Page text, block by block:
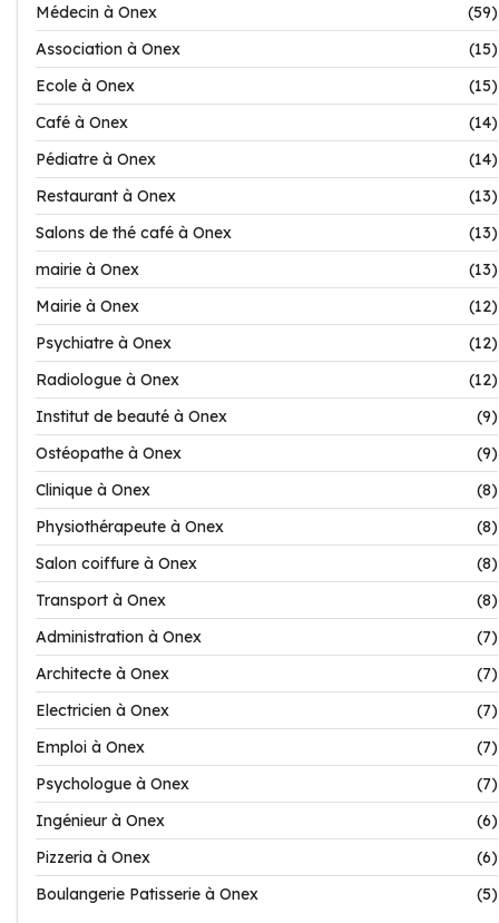
Médecin à Onex
(59)
Association à Onex
(15)
Ecole à Onex
(15)
Café à Onex
(14)
Pédiatre à Onex
(14)
Restaurant à Onex
(13)
Salons de thé café à Onex
(13)
mairie à Onex
(13)
Mairie à Onex
(12)
Psychiatre à Onex
(12)
Radiologue à Onex
(12)
Institut de beauté à Onex
(9)
Ostéopathe à Onex
(9)
Clinique à Onex
(8)
Physiothérapeute à Onex
(8)
Salon coiffure à Onex
(8)
Transport à Onex
(8)
Administration à Onex
(7)
Architecte à Onex
(7)
Electricien à Onex
(7)
Emploi à Onex
(7)
Psychologue à Onex
(7)
Ingénieur à Onex
(6)
Pizzeria à Onex
(6)
Boulangerie Patisserie à Onex
(5)